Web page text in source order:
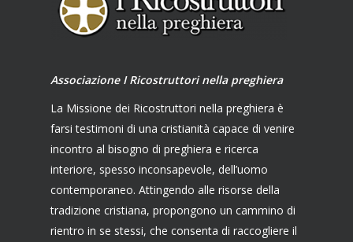
Associazione I Ricostruttori nella preghiera
La Missione dei Ricostruttori nella preghiera è
farsi testimoni di una cristianità capace di venire
incontro al bisogno di preghiera e ricerca
interiore, spesso inconsapevole, dell’uomo
contemporaneo. Attingendo alle risorse della
tradizione cristiana, propongono un cammino di
rientro in se stessi, che consenta di raccogliere il